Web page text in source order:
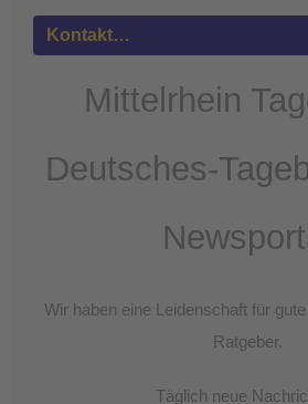
powered by
Kontakt…
Mittelrhein
Deutsches-
Wir haben eine Leidenschaft für
Ratgeber.
Täglich neue